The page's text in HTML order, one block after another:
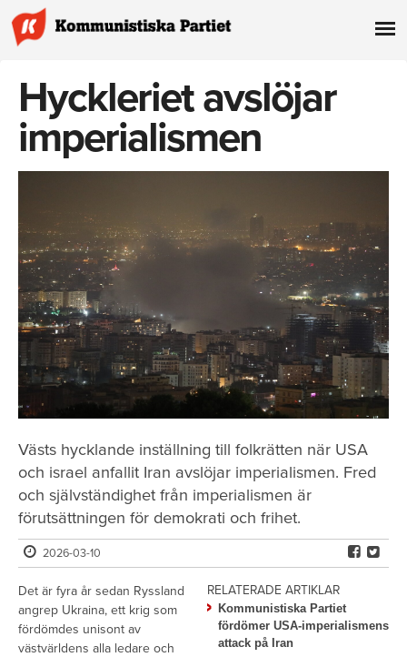
Hyckleriet avslöjar
imperialismen
Västs hycklande inställning till folkrätten när USA
och israel anfallit Iran avslöjar imperialismen. Fred
och självständighet från imperialismen är
förutsättningen för demokrati och frihet.
2026-03-10
RELATERADE ARTIKLAR
Kommunistiska Partiet
fördömer USA-imperialismens
attack på Iran
Det är fyra år sedan Ryssland
angrep Ukraina, ett krig som
fördömdes unisont av
västvärldens alla ledare och